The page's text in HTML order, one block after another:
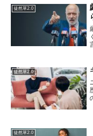
徒然草2.0
徒然草2.0
徒然草2.0